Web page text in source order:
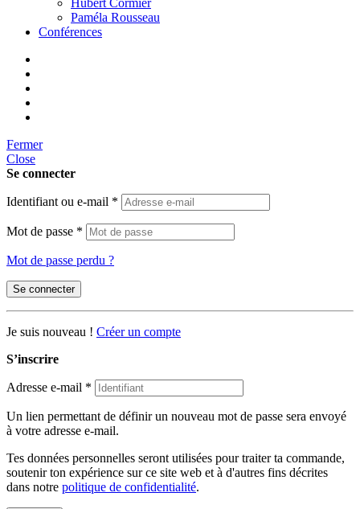
Hubert Cormier
Paméla Rousseau
Conférences
Fermer
Close
Se connecter
Identifiant ou e-mail *
Mot de passe *
Mot de passe perdu ?
Se connecter
Je suis nouveau ! Créer un compte
S’inscrire
Adresse e-mail *
Un lien permettant de définir un nouveau mot de passe sera envoyé
à votre adresse e-mail.
Tes données personnelles seront utilisées pour traiter ta commande,
soutenir ton expérience sur ce site web et à d'autres fins décrites
dans notre politique de confidentialité.